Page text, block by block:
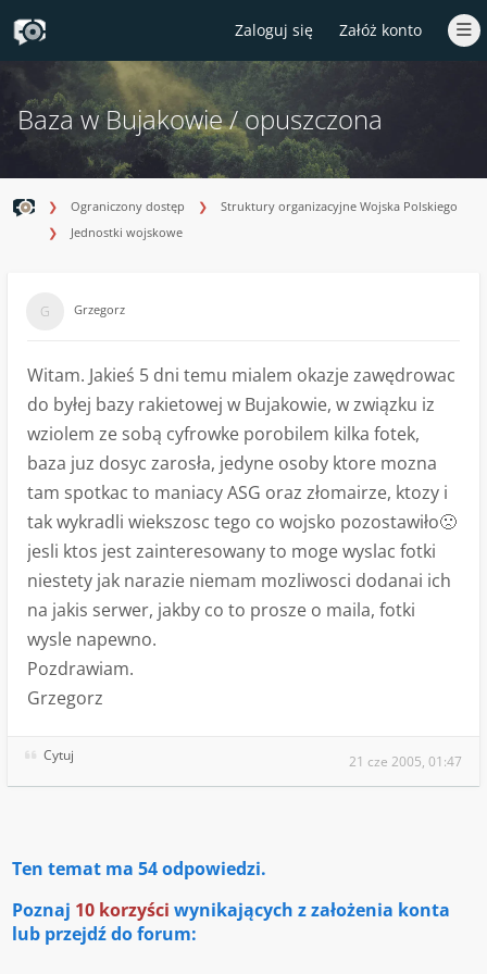
Zaloguj się Załóż konto
Baza w Bujakowie / opuszczona
Ograniczony dostęp
Struktury organizacyjne Wojska Polskiego
Jednostki wojskowe
Grzegorz
Witam. Jakieś 5 dni temu mialem okazje zawędrowac
do byłej bazy rakietowej w Bujakowie, w związku iz
wziolem ze sobą cyfrowke porobilem kilka fotek,
baza juz dosyc zarosła, jedyne osoby ktore mozna
tam spotkac to maniacy ASG oraz złomairze, ktozy i
tak wykradli wiekszosc tego co wojsko pozostawiło🙁
jesli ktos jest zainteresowany to moge wyslac fotki
niestety jak narazie niemam mozliwosci dodanai ich
na jakis serwer, jakby co to prosze o maila, fotki
wysle napewno.
Pozdrawiam.
Grzegorz
Cytuj 21 cze 2005, 01:47
Ten temat ma 54odpowiedzi.
Poznaj 10 korzyści wynikających z założenia konta
lub przejdź do forum: